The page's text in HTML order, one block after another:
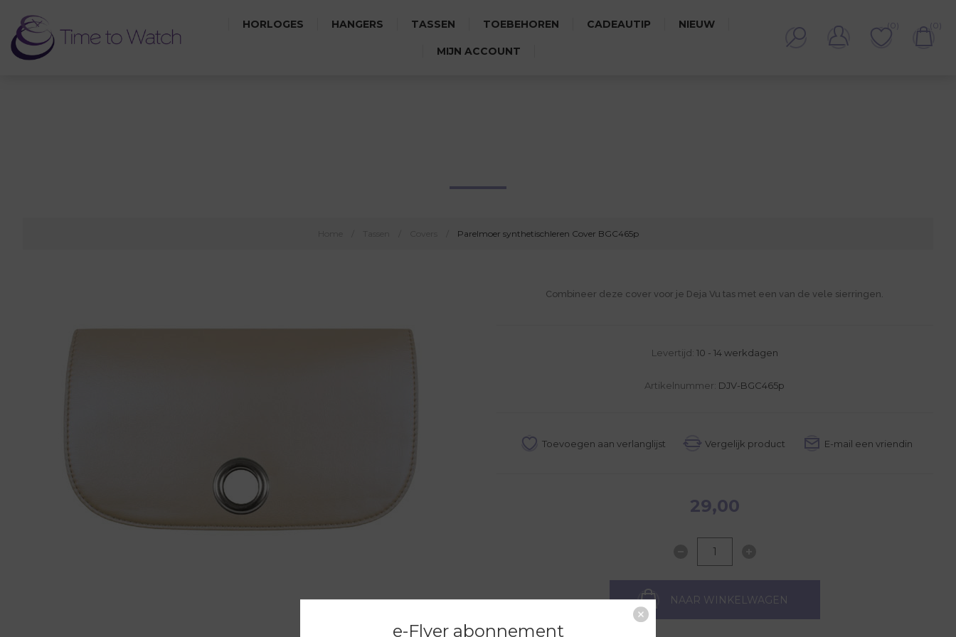
HORLOGES HANGERS TASSEN TOEBEHOREN CADEAUTIP NIEUW
MIJN ACCOUNT
(0) (0)
Parelmoer synthetischleren Cover BGC465p
Combineer deze cover voor je Deja Vu tas met een van de vele sierringen.
Levertijd: 10 - 14 werkdagen
Artikelnummer: DJV-BGC465p
29,00
NAAR WINKELWAGEN
e-Flyer abonnement